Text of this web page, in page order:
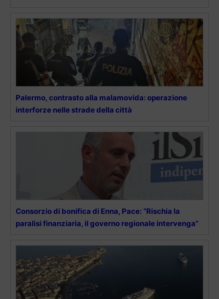
Palermo, contrasto alla malamovida: operazione
interforze nelle strade della città
Consorzio di bonifica di Enna, Pace: “Rischia la
paralisi finanziaria, il governo regionale intervenga”